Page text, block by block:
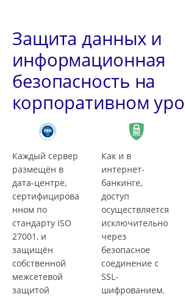
Защита данных и
информационная
безопасность на
корпоративном
Каждый сервер
размещён в
дата-центре,
сертифицирова
нном по
стандарту ISO
27001, и
защищён
собственной
межсетевой
защитой
Как и в
интернет-
банкинге,
доступ
осуществляется
исключительно
через
безопасное
соединение с
SSL-
шифрованием.